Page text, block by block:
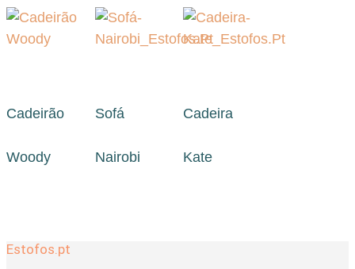
Cadeirão
Woody
Sofá
Nairobi
Cadeira
Kate
Estofos.pt